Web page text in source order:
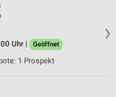
❯
Uhr |
Geöffnet
1 Prospekt